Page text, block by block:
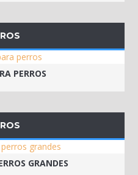
PERROS
GRANDES